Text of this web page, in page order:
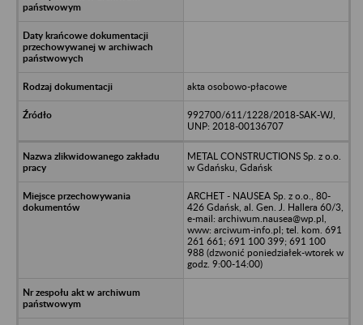
akta osobowo-płacowe
992700/611/1228/2018-SAK-WJ,
UNP: 2018-00136707
METAL CONSTRUCTIONS Sp. z o.o.
w Gdańsku, Gdańsk
ARCHET - NAUSEA Sp. z o.o., 80-
426 Gdańsk, al. Gen. J. Hallera 60/3,
e-mail: archiwum.nausea@wp.pl,
www: arciwum-info.pl; tel. kom. 691
261 661; 691 100 399; 691 100
988 (dzwonić poniedziałek-wtorek w
godz. 9:00-14:00)